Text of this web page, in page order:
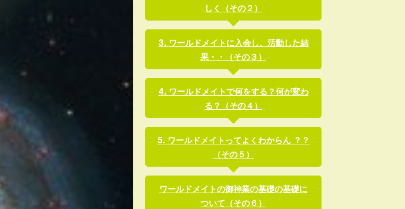
しく（その２）
ワールドメイトに入会し、活動した結
果・・（その３）
ワールドメイトで何をする？何が変わ
る？（その４）
ワールドメイトってよくわからん ？？
（その５）
ワールドメイトの御神業の基礎の基礎に
ついて（その６）